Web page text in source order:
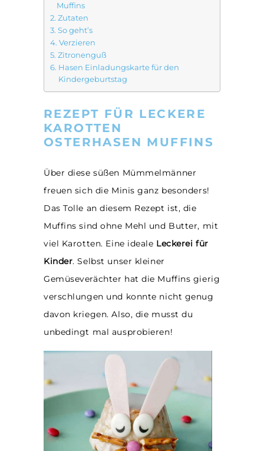
Muffins
Zutaten
So geht’s
Verzieren
Zitronenguß
Hasen Einladungskarte für den
Kindergeburtstag
REZEPT FÜR LECKERE
KAROTTEN
OSTERHASEN MUFFINS
Über diese süßen Mümmelmänner
freuen sich die Minis ganz besonders!
Das Tolle an diesem Rezept ist, die
Muffins sind ohne Mehl und Butter, mit
viel Karotten. Eine ideale Leckerei für
Kinder. Selbst unser kleiner
Gemüseverächter hat die Muffins gierig
verschlungen und konnte nicht genug
davon kriegen. Also, die musst du
unbedingt mal ausprobieren!